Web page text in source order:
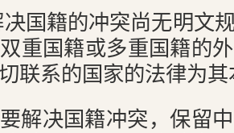
决国籍的冲突尚无明文
重国籍或多重国籍的
联系的国家的法律为
解决国籍冲突，保留